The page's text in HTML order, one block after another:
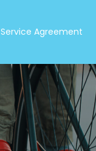
Service Agreement